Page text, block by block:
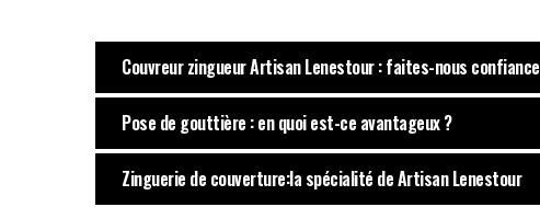
Couvreur zingueur Artisan Lenestour : faites-nous
Pose de gouttière : en quoi est-ce avantageux ?
Zinguerie de couverture:la spécialité de Artisan Lenestour